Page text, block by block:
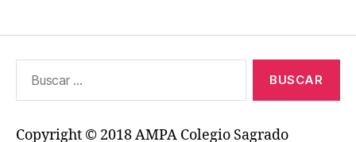
Copyright © 2018 AMPA Colegio Sagrado